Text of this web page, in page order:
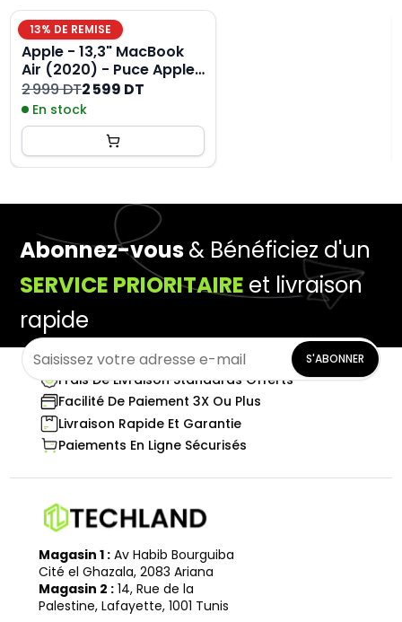
13% DE REMISE
Apple - 13,3" MacBook
Air (2020) - Puce Apple
M1 - RAM 8Go -
Stockage 256Go - Gris
Sidéral - AZERTY
2 999 DT2 599 DT
En stock
Abonnez-vous& Bénéficiez d'un
SERVICE PRIORITAIRE et livraison
rapide
S'ABONNER
Frais De Livraison Standards Offerts
Facilité De Paiement 3X Ou Plus
Livraison Rapide Et Garantie
Paiements En Ligne Sécurisés
Magasin 1 : Av Habib Bourguiba
Cité el Ghazala, 2083 Ariana
Magasin 2 : 14, Rue de la
Palestine, Lafayette, 1001 Tunis